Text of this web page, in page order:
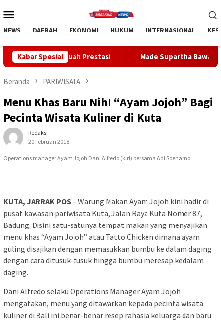
ke
Mobile
NEWS DAERAH EKONOMI HUKUM INTERNASIONAL
Kabar Spesial
Prestasi Made Supartha Bawa Energi Baru ABTI
Beranda PARIWISATA
Menu Khas Baru Nih! “Ayam Jojoh” Bagi
Pecinta Wisata Kuliner di Kuta
Redaksi
20 Februari 2018
Operations manager Ayam Jojoh Dani Alfredo (kiri) bersama Adi Soenarno.
KUTA, JARRAK POS– Warung Makan Ayam Jojoh kini hadir di
pusat kawasan pariwisata Kuta, Jalan Raya Kuta Nomer 87,
Badung. Disini satu-satunya tempat makan yang menyajikan
menu khas “Ayam Jojoh” atau Tatto Chicken dimana ayam
guling disajikan dengan memasukkan bumbu ke dalam daging
dengan cara ditusuk-tusuk hingga bumbu meresap kedalam
daging.
Dani Alfredo selaku Operations Manager Ayam Jojoh
mengatakan, menu yang ditawarkan kepada pecinta wisata
kuliner di Bali ini benar-benar resep rahasia keluarga dan baru